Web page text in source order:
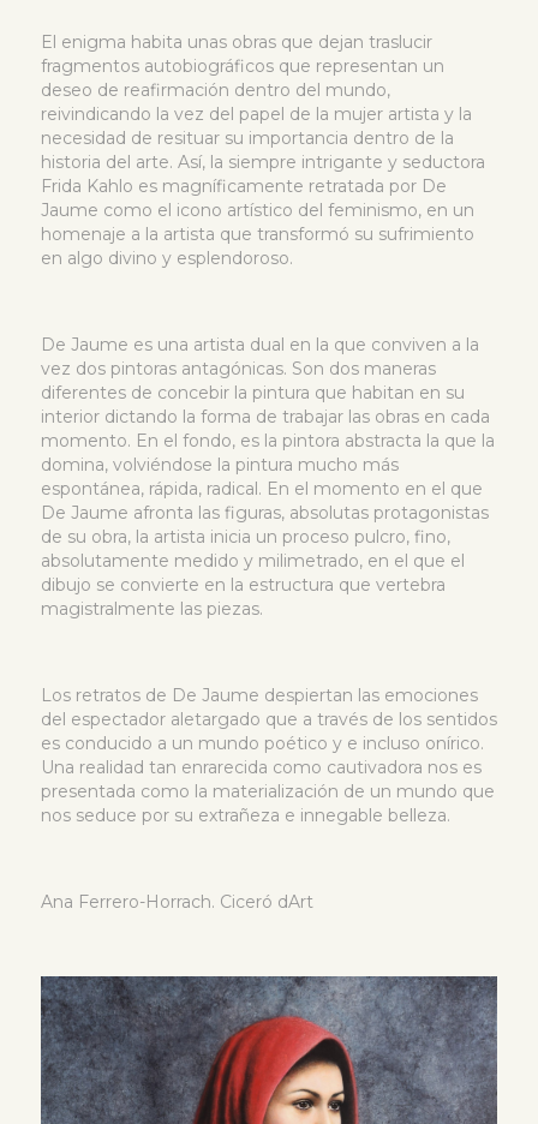
El enigma habita unas obras que dejan traslucir
fragmentos autobiográficos que representan un
deseo de reafirmación dentro del mundo,
reivindicando la vez del papel de la mujer artista y la
necesidad de resituar su importancia dentro de la
historia del arte. Así, la siempre intrigante y seductora
Frida Kahlo es magníficamente retratada por De
Jaume como el icono artístico del feminismo, en un
homenaje a la artista que transformó su sufrimiento
en algo divino y esplendoroso.
De Jaume es una artista dual en la que conviven a la
vez dos pintoras antagónicas. Son dos maneras
diferentes de concebir la pintura que habitan en su
interior dictando la forma de trabajar las obras en cada
momento. En el fondo, es la pintora abstracta la que la
domina, volviéndose la pintura mucho más
espontánea, rápida, radical. En el momento en el que
De Jaume afronta las figuras, absolutas protagonistas
de su obra, la artista inicia un proceso pulcro, fino,
absolutamente medido y milimetrado, en el que el
dibujo se convierte en la estructura que vertebra
magistralmente las piezas.
Los retratos de De Jaume despiertan las emociones
del espectador aletargado que a través de los sentidos
es conducido a un mundo poético y e incluso onírico.
Una realidad tan enrarecida como cautivadora nos es
presentada como la materialización de un mundo que
nos seduce por su extrañeza e innegable belleza.
Ana Ferrero-Horrach. Ciceró dArt